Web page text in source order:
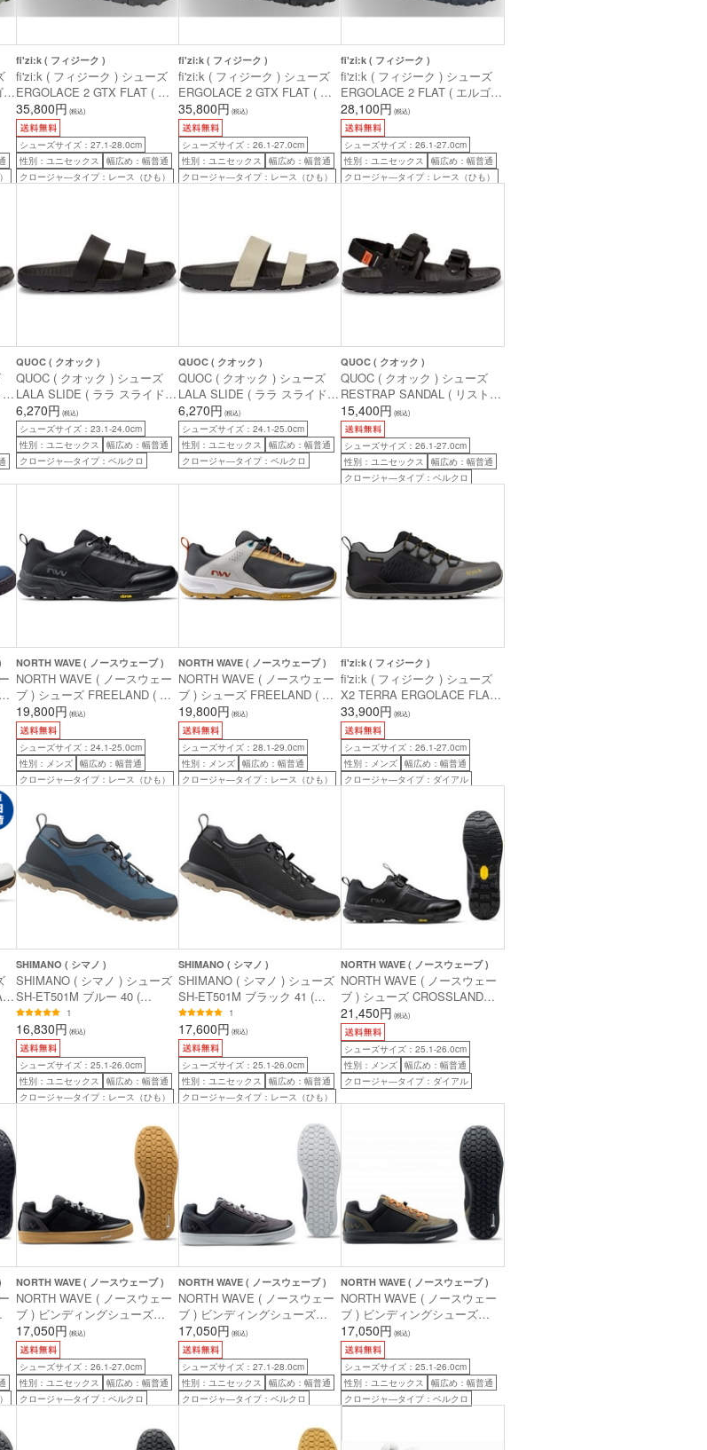
レ
fi'zi:k ( フィジーク )
fi'zi:k ( フィジーク ) シューズ
ERGOLACE 2 GTX FLAT ( エ
ルゴレース 2 GTX フラット )
デザートグレー 43.0 ( 27.7cm )
35,800円 (税込)
シューズサイズ：27.1-28.0cm
性別：ユニセックス
幅広め：幅普通
クロージャ―タイプ：レース（ひも）
fi'zi:k ( フィジーク )
fi'zi:k ( フィジーク ) シューズ
ERGOLACE 2 GTX FLAT ( エ
ルゴレース 2 GTX フラット )
ブラック/ブラック 42.0 (
27.0cm )
35,800円 (税込)
シューズサイズ：26.1-27.0cm
性別：ユニセックス
幅広め：幅普通
クロージャ―タイプ：レース（ひも）
fi'zi:k ( フィジーク )
fi'zi:k ( フィジーク ) シューズ
ERGOLACE 2 FLAT ( エルゴレ
ース 2 フラット ) ダークブル
ー/ブラック 41.0 ( 26.4cm )
28,100円 (税込)
シューズサイズ：26.1-27.0cm
性別：ユニセックス
幅広め：幅普通
クロージャ―タイプ：レース（ひも）
QUOC ( クオック )
QUOC ( クオック ) シューズ
LALA SLIDE ( ララ スライド )
ブラック 38 ( 23.9cm )
6,270円 (税込)
シューズサイズ：23.1-24.0cm
性別：ユニセックス
幅広め：幅普通
クロージャ―タイプ：ベルクロ
QUOC ( クオック )
QUOC ( クオック ) シューズ
LALA SLIDE ( ララ スライド )
サンド 40 ( 25.3cm )
6,270円 (税込)
シューズサイズ：24.1-25.0cm
性別：ユニセックス
幅広め：幅普通
クロージャ―タイプ：ベルクロ
QUOC ( クオック )
QUOC ( クオック ) シューズ
RESTRAP SANDAL ( リストラ
ップ サンダル ) ブラック 44 (
27.9cm )
15,400円 (税込)
シューズサイズ：26.1-27.0cm
性別：ユニセックス
幅広め：幅普通
クロージャ―タイプ：ベルクロ
NORTH WAVE ( ノースウェーブ )
NORTH WAVE ( ノースウェー
ブ ) シューズ FREELAND ( フ
リーランド ) ブラック 40 (
25.0cm )
19,800円 (税込)
シューズサイズ：24.1-25.0cm
性別：メンズ 幅広め：幅普通
クロージャ―タイプ：レース（ひも）
NORTH WAVE ( ノースウェーブ )
NORTH WAVE ( ノースウェー
ブ ) シューズ FREELAND ( フ
リーランド ) ダークグレー/サ
ンド 44 ( 28.7cm )
19,800円 (税込)
シューズサイズ：28.1-29.0cm
性別：メンズ 幅広め：幅普通
クロージャ―タイプ：レース（ひも）
fi'zi:k ( フィジーク )
fi'zi:k ( フィジーク ) シューズ
X2 TERRA ERGOLACE FLAT
GTX ( X2 テラ エルゴレース フ
ラット GTX ) アンスラサイト /
ブラック 41 ( 26.35cm )
33,900円 (税込)
シューズサイズ：26.1-27.0cm
性別：メンズ 幅広め：幅普通
クロージャ―タイプ：ダイアル
SHIMANO ( シマノ )
SHIMANO ( シマノ ) シューズ
SH-ET501M ブルー 40 (
25.2cm ) 1
16,830円 (税込)
シューズサイズ：25.1-26.0cm
性別：ユニセックス
幅広め：幅普通
クロージャ―タイプ：レース（ひも）
SHIMANO ( シマノ )
SHIMANO ( シマノ ) シューズ
SH-ET501M ブラック 41 (
25.8cm ) 1
17,600円 (税込)
シューズサイズ：25.1-26.0cm
性別：ユニセックス
幅広め：幅普通
クロージャ―タイプ：レース（ひも）
NORTH WAVE ( ノースウェーブ )
NORTH WAVE ( ノースウェー
ブ ) シューズ CROSSLAND
PLUS ( クロスランド プラス )
ダークグレー 41 ( 26.0cm )
21,450円 (税込)
シューズサイズ：25.1-26.0cm
性別：メンズ 幅広め：幅普通
クロージャ―タイプ：ダイアル
NORTH WAVE ( ノースウェーブ )
NORTH WAVE ( ノースウェー
ブ ) ビンディングシューズ
TRIBE 2 ( トライブ 2 ) ブラッ
ク 41 ( 26.0cm )
17,050円 (税込)
シューズサイズ：26.1-27.0cm
性別：ユニセックス
幅広め：幅普通
クロージャ―タイプ：ベルクロ
NORTH WAVE ( ノースウェーブ )
NORTH WAVE ( ノースウェー
ブ ) ビンディングシューズ
TRIBE 2 ( トライブ 2 ) ANT 43
( 27.4cm )
17,050円 (税込)
シューズサイズ：27.1-28.0cm
性別：ユニセックス
幅広め：幅普通
クロージャ―タイプ：ベルクロ
NORTH WAVE ( ノースウェーブ )
NORTH WAVE ( ノースウェー
ブ ) ビンディングシューズ
TRIBE 2 ( トライブ 2 )
FOREST 40 ( 25.0cm )
17,050円 (税込)
シューズサイズ：25.1-26.0cm
性別：ユニセックス
幅広め：幅普通
クロージャ―タイプ：ベルクロ